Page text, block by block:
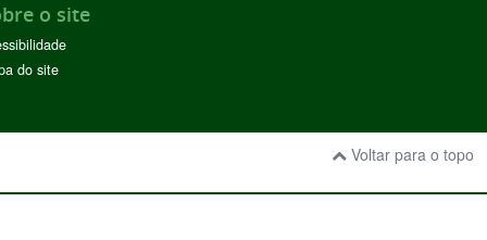
o site
do site
Voltar para o topo